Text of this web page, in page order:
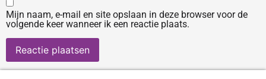
Mijn naam, e-mail en site opslaan in deze browser voor de
volgende keer wanneer ik een reactie plaats.